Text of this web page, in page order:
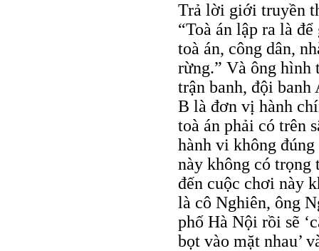
Trả lời giới truyền
“Toà án lập ra là
toà án, công dân,
rừng.” Và ông hình
trận banh, đội
B là đơn vị hành
toà án phải có trên
hành vi không
này không có
đến cuộc chơi này
là cô Nghiên, ông
phố Hà Nội rồi sẽ
bọt vào mặt nhau’